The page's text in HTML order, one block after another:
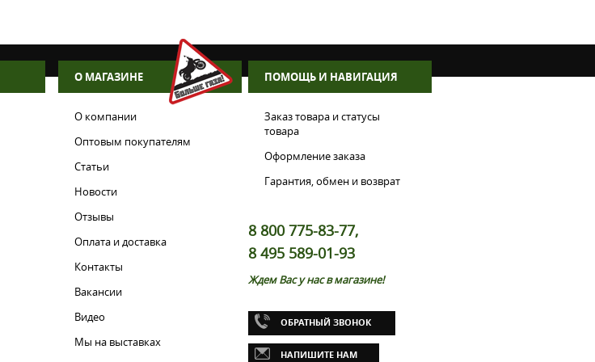
О МАГАЗИНЕ
О компании
Оптовым покупателям
Статьи
Новости
Отзывы
Оплата и доставка
Контакты
Вакансии
Видео
Мы на выставках
ПОМОЩЬ И НАВИГАЦИЯ
Заказ товара и статусы
товара
Оформление заказа
Гарантия, обмен и возврат
8 800 775-83-77,
8 495 589-01-93
Ждем Вас у нас в магазине!
ОБРАТНЫЙ ЗВОНОК
НАПИШИТЕ НАМ